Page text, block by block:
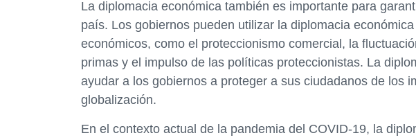
La diplomacia económica también es importante para
país. Los gobiernos pueden utilizar la diplomacia
económicos, como el proteccionismo comercial, la
primas y el impulso de las políticas proteccionistas. La
ayudar a los gobiernos a proteger a sus ciudadanos de los
globalización.
En el contexto actual de la pandemia del COVID-19, la